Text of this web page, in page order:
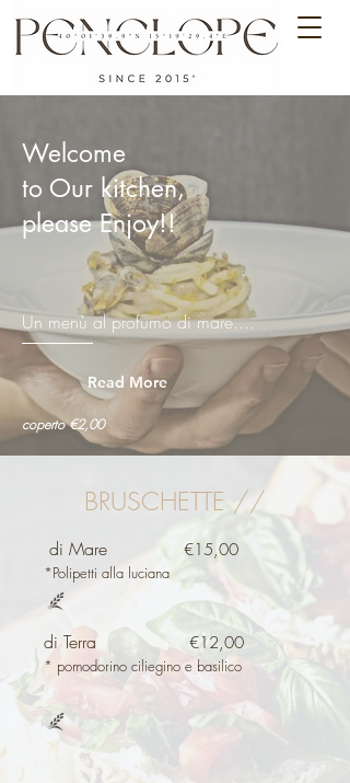
Welcome
to Our kitchen,
please Enjoy!!
Un menù al profumo di mare....
Read More
coperto €2,00
BRUSCHETTE //
di Mare €15,00
*Polipetti alla luciana
di Terra €12,00
* pomodorino ciliegino e basilico